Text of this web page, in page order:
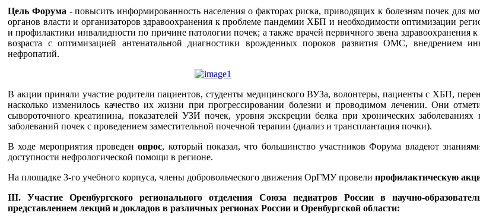
Цель Форума - повысить информированность населения о факторах риска, приводящих к болезням почек для
органов власти и организаторов здравоохранения к проблеме пандемии ХБП и необходимости оптимизации
и профилактики инвалидности по причине патологии почек; а также врачей первичного звена здравоохранения
возраста с оптимизацией антенатальной диагностики врожденных пороков развития ОМС, внедрением
нефропатий.
В акции приняли участие родители пациентов, студенты медицинского ВУЗа, волонтеры, пациенты с ХБП,
насколько изменилось качество их жизни при прогрессировании болезни и проводимом лечении. Они
сывороточного креатинина, показателей УЗИ почек, уровня экскреции белка при хронических
заболеваний почек с проведением заместительной почечной терапии (диализ и трансплантация почки).
В ходе мероприятия проведен опрос, который показал, что большинство участников Форума владеют
доступности нефрологической помощи в регионе.
На площадке 3-го учебного корпуса, члены добровольческого движения ОрГМУ провели профилактическую
III. Участие Оренбургского регионального отделения Союза педиатров России в научно-
представлением лекций и докладов в различных регионах России и Оренбургской области: